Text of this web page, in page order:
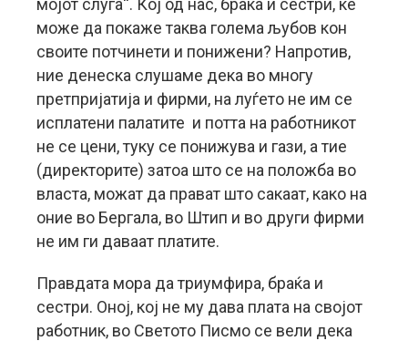
мојот слуга“. Кој од нас, браќа и сестри, ќе
може да покаже таква голема љубов кон
своите потчинети и понижени? Напротив,
ние денеска слушаме дека во многу
претпријатија и фирми, на луѓето не им се
исплатени палатите и потта на работникот
не се цени, туку се понижува и гази, а тие
(директорите) затоа што се на положба во
власта, можат да прават што сакаат, како на
оние во Бергала, во Штип и во други фирми
не им ги даваат платите.
Правдата мора да триумфира, браќа и
сестри. Оној, кој не му дава плата на својот
работник, во Светото Писмо се вели дека